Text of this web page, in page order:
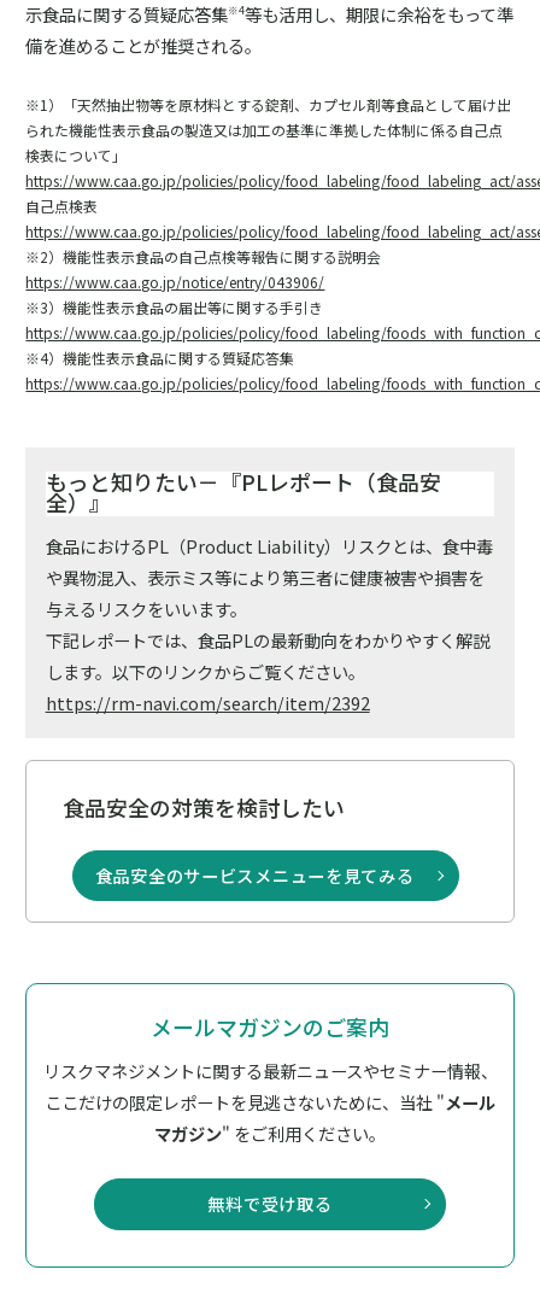
示食品に関する質疑応答集※4等も活用し、期限に余裕をもって準
備を進めることが推奨される。
※1）「天然抽出物等を原材料とする錠剤、カプセル剤等食品として届け出
られた機能性表示食品の製造又は加工の基準に準拠した体制に係る自己点
検表について」
https://www.caa.go.jp/policies/policy/food_labeling/food_labeling_act/
自己点検表
https://www.caa.go.jp/policies/policy/food_labeling/food_labeling_act/
※2）機能性表示食品の自己点検等報告に関する説明会
https://www.caa.go.jp/notice/entry/043906/
※3）機能性表示食品の届出等に関する手引き
https://www.caa.go.jp/policies/policy/food_labeling/
※4）機能性表示食品に関する質疑応答集
https://www.caa.go.jp/policies/policy/food_labeling/
もっと知りたい－『PLレポート（食品安
全）』
食品におけるPL（Product Liability）リスクとは、食中毒
や異物混入、表示ミス等により第三者に健康被害や損害を
与えるリスクをいいます。
下記レポートでは、食品PLの最新動向をわかりやすく解説
します。以下のリンクからご覧ください。
https://rm-navi.com/search/item/2392
食品安全の対策を検討したい
食品安全のサービスメニューを見てみる
メールマガジンのご案内
リスクマネジメントに関する最新ニュースやセミナー情報、
ここだけの限定レポートを見逃さないために、 当社 "メール
マガジン" をご利用ください。
無料で受け取る